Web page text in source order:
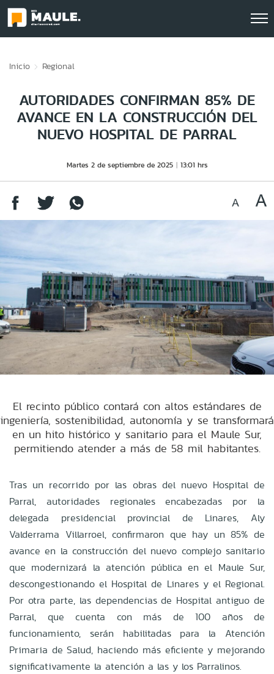
Inicio Regional
AUTORIDADES CONFIRMAN 85% DE
AVANCE EN LA CONSTRUCCIÓN DEL
NUEVO HOSPITAL DE PARRAL
Martes 2 de septiembre de 2025 13:01 hrs
El recinto público contará con altos estándares de
ingeniería, sostenibilidad, autonomía y se transformará
en un hito histórico y sanitario para el Maule Sur,
permitiendo atender a más de 58 mil habitantes.
Tras un recorrido por las obras del nuevo Hospital de
Parral, autoridades regionales encabezadas por la
delegada presidencial provincial de Linares, Aly
Valderrama Villarroel, confirmaron que hay un 85% de
avance en la construcción del nuevo complejo sanitario
que modernizará la atención pública en el Maule Sur,
descongestionando el Hospital de Linares y el Regional.
Por otra parte, las dependencias de Hospital antiguo de
Parral, que cuenta con más de 100 años de
funcionamiento, serán habilitadas para la Atención
Primaria de Salud, haciendo más eficiente y mejorando
significativamente la atención a las y los Parralinos.